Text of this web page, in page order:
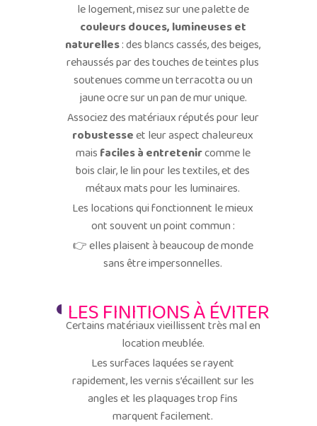
le logement, misez sur une palette de
couleurs douces, lumineuses et
naturelles: des blancs cassés, des beiges,
rehaussés par des touches de teintes plus
soutenues comme un terracotta ou un
jaune ocre sur un pan de mur unique.
Associez des matériaux réputés pour leur
robustesseet leur aspect chaleureux
mais faciles à entretenircomme le
bois clair, le lin pour les textiles, et des
métaux mats pour les luminaires.
Les locations qui fonctionnent le mieux
ont souvent un point commun :
👉 elles plaisent à beaucoup de monde
sans être impersonnelles.
LES FINITIONS À ÉVITER
Certains matériaux vieillissent très mal en
location meublée.
Les surfaces laquées se rayent
rapidement, les vernis s’écaillent sur les
angles et les plaquages trop fins
marquent facilement.